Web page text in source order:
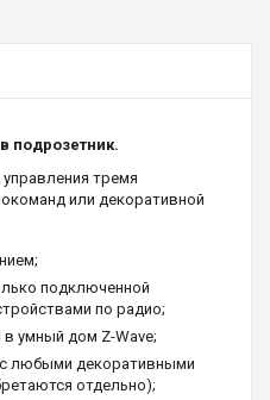
подрозетник.
тремя
или декоративной
подключенной
по радио;
в умный дом Z-Wave;
любыми декоративными
отдельно);